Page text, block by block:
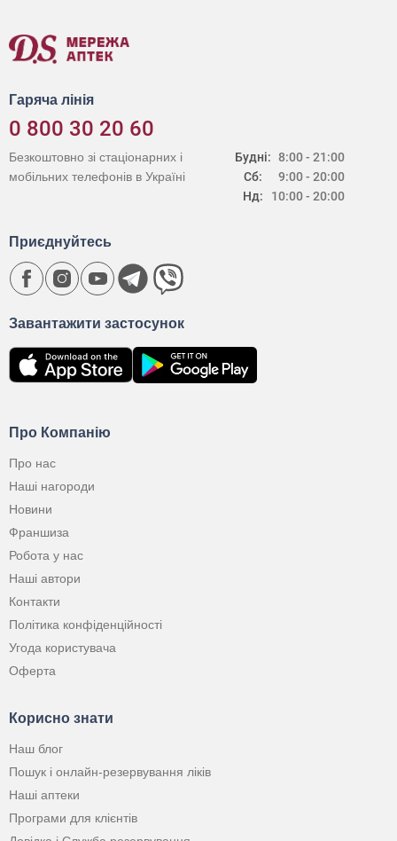
Гаряча лінія
0 800 30 20 60
Будні:
Сб:
Нд:
8:00 - 21:00
9:00 - 20:00
10:00 - 20:00
Безкоштовно зі стаціонарних і
мобільних телефонів в Україні
Про Компанію
Про нас
Наші нагороди
Новини
Франшиза
Робота у нас
Наші автори
Контакти
Політика конфіденційності
Угода користувача
Оферта
Корисно знати
Наш блог
Пошук і онлайн-резервування ліків
Наші аптеки
Програми для клієнтів
Завантажити застосунок
Приєднуйтесь